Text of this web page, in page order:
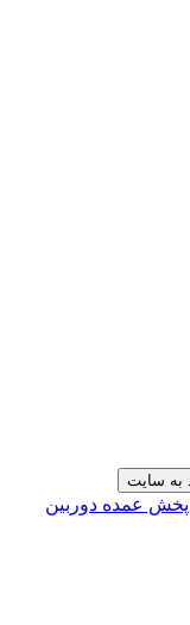
به سایت